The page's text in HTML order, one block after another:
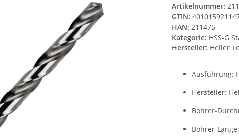
Artikelnummer:
GTIN:
HAN: 211475
Kategorie: HSS-G
Hersteller: Heller
Ausführung:
Hersteller:
Bohrer-
Bohrer-